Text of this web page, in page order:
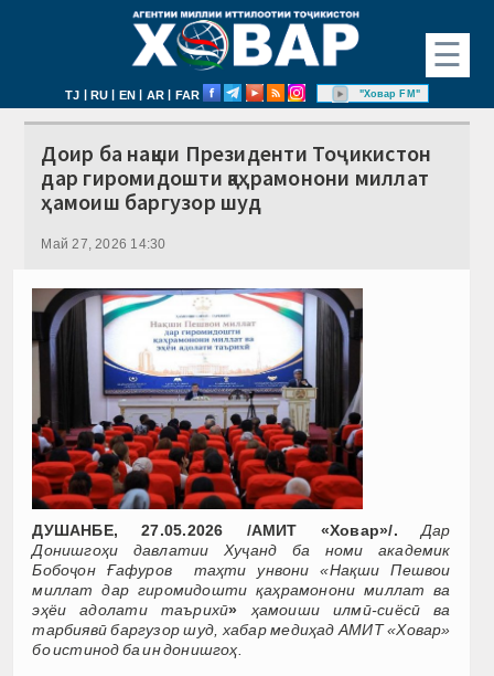
☰
TJ | RU | EN | AR | FAR "Ховар FM"
Доир ба нақши Президенти Тоҷикистон
дар гиромидошти қаҳрамонони миллат
ҳамоиш баргузор шуд
Май 27, 2026 14:30
ДУШАНБЕ, 27.05.2026 /АМИТ «Ховар»/.
Дар
Донишгоҳи давлатии Хуҷанд ба номи академик
Бобоҷон Ғафуров таҳти унвони «Нақши Пешвои
миллат дар гиромидошти қаҳрамонони миллат ва
эҳёи адолати таърихӣ» ҳамоиши илмӣ-сиёсӣ ва
тарбиявӣ баргузор шуд, хабар медиҳад АМИТ «Ховар»
бо истинод ба ин донишгоҳ.